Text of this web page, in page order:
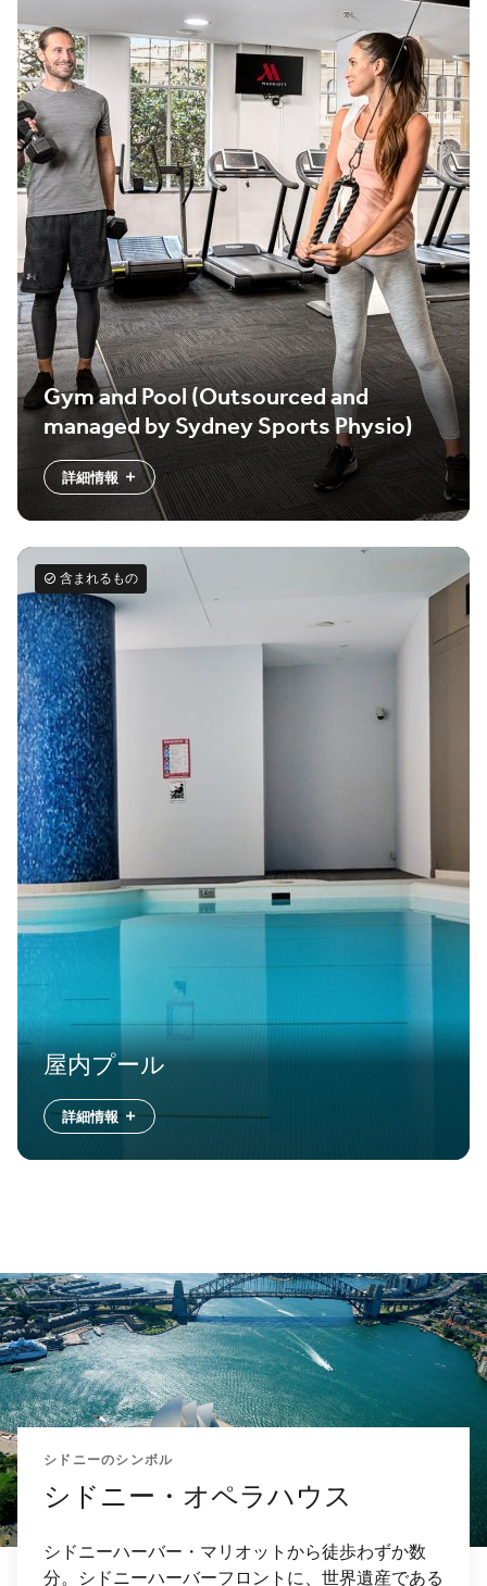
Gym and Pool (Outsourced and
managed by Sydney Sports Physio)
詳細情報
含まれるもの
屋内プール
詳細情報
シドニーのシンボル
シドニー・オペラハウス
シドニーハーバー・マリオットから徒歩わずか数
分。シドニーハーバーフロントに、世界遺産である